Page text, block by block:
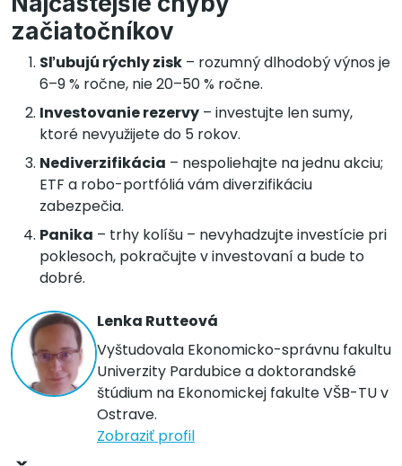
začiatočníkov
Sľubujú rýchly zisk – rozumný dlhodobý výnos je
6–9 % ročne, nie 20–50 % ročne.
Investovanie rezervy – investujte len sumy,
ktoré nevyužijete do 5 rokov.
Nediverzifikácia – nespoliehajte na jednu akciu;
ETF a robo-portfóliá vám diverzifikáciu
zabezpečia.
Panika – trhy kolíšu – nevyhadzujte investície pri
poklesoch, pokračujte v investovaní a bude to
dobré.
Lenka Rutteová
Vyštudovala Ekonomicko-správnu fakultu
Univerzity Pardubice a doktorandské
štúdium na Ekonomickej fakulte VŠB-TU v
Ostrave.
Zobraziť profil